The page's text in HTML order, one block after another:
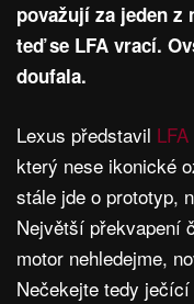
považují za jeden z
teď se LFA vrací.
doufala.
Lexus představil
který nese ikonické
stále jde o prototyp,
Největší překvapení
motor nehledejme,
Nečekejte tedy